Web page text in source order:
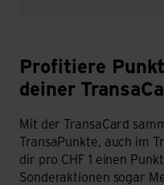
Profitiere
deiner
Mit der TransaCard
TransaPunkte, auch im
dir pro CHF 1 einen
Sonderaktionen sogar